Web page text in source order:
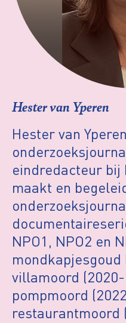
Hester van Yperen
Hester van
eindredacteur bij
maakt en
NPO1, NPO2 en
mondkapjesgoud
villamoord
pompmoord
restaurantmoord